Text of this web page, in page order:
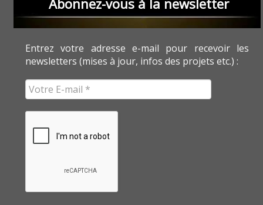
Abonnez-vous à la newsletter
Entrez votre adresse e-mail pour recevoir les
newsletters (mises à jour, infos des projets etc.) :